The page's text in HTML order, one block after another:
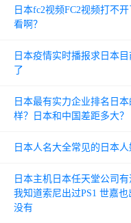
日本fc2视频FC2视频打不
看啊？
日本疫情实时播报求日本
了
日本最有实力企业排名日
样？日本和中国差距多大？
日本人名大全常见的日本人
日本主机日本任天堂公司
我知道索尼出过PS1 世嘉
没有